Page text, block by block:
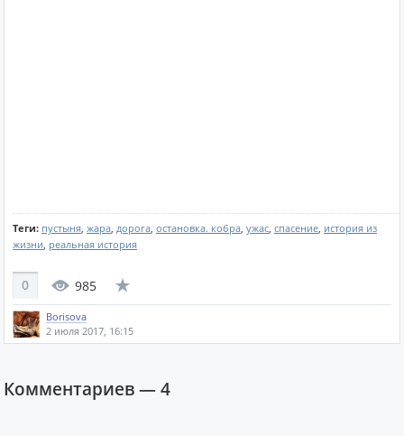
Теги: пустыня, жара, дорога, остановка. кобра, ужас, спасение, история из
жизни, реальная история
0 985
Borisova
2 июля 2017, 16:15
Комментариев —4